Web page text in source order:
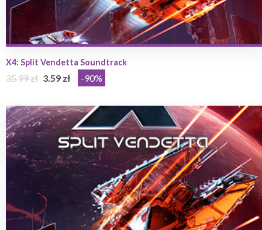
X4: Split Vendetta Soundtrack
35.99 zł 3.59 zł -90%